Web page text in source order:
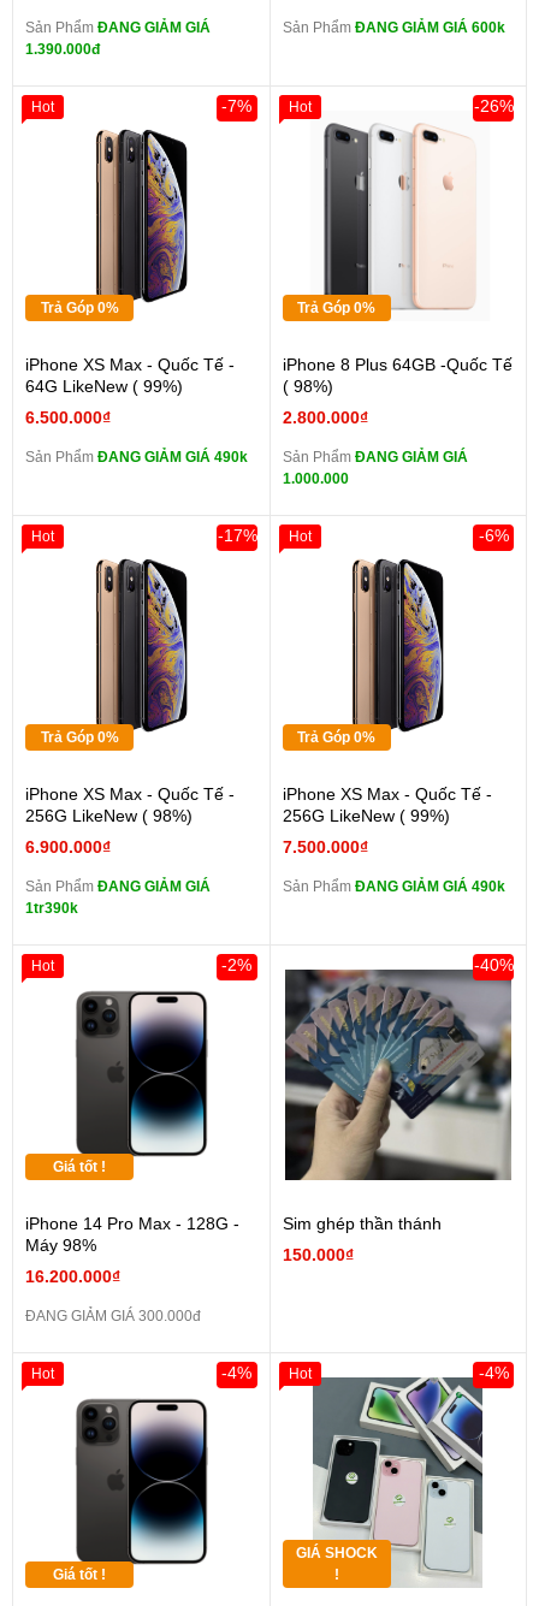
Sản Phẩm ĐANG GIẢM GIÁ
1.390.000đ
Sản Phẩm ĐANG GIẢM GIÁ 600k
Trả Góp 0%
iPhone XS Max - Quốc Tế -
64G LikeNew ( 99%)
6.500.000₫
-7%
Sản Phẩm ĐANG GIẢM GIÁ 490k
Hot
Trả Góp 0%
iPhone 8 Plus 64GB -Quốc Tế
( 98%)
2.800.000₫
-26%
Sản Phẩm ĐANG GIẢM GIÁ
1.000.000
Hot
Trả Góp 0%
iPhone XS Max - Quốc Tế -
256G LikeNew ( 98%)
6.900.000₫
-17%
Sản Phẩm ĐANG GIẢM GIÁ
1tr390k
Hot
Trả Góp 0%
iPhone XS Max - Quốc Tế -
256G LikeNew ( 99%)
7.500.000₫
-6%
Sản Phẩm ĐANG GIẢM GIÁ 490k
Hot
Giá tốt !
iPhone 14 Pro Max - 128G -
Máy 98%
16.200.000₫
-2%
ĐANG GIẢM GIÁ 300.000đ
Hot
Sim ghép thần thánh
150.000₫
-40%
Giá tốt !
-4%
Hot
GIÁ SHOCK
!
-4%
Hot